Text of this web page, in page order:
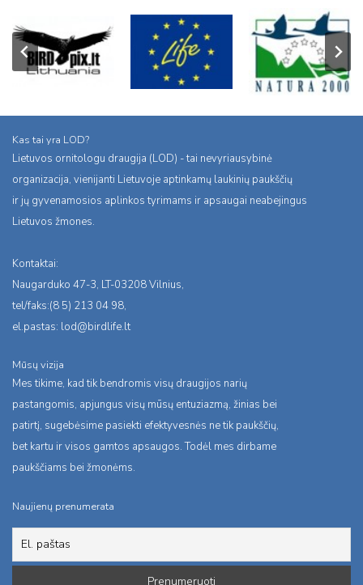
Kas tai yra LOD?
Lietuvos ornitologu draugija (LOD) - tai nevyriausybinė
organizacija, vienijanti Lietuvoje aptinkamų laukinių paukščių
ir jų gyvenamosios aplinkos tyrimams ir apsaugai neabejingus
Lietuvos žmones.
Kontaktai:
Naugarduko 47-3, LT-03208 Vilnius,
tel/faks:(8 5) 213 04 98,
el.pastas: lod@birdlife.lt
Mūsų vizija
Mes tikime, kad tik bendromis visų draugijos narių
pastangomis, apjungus visų mūsų entuziazmą, žinias bei
patirtį, sugebėsime pasiekti efektyvesnės ne tik paukščių,
bet kartu ir visos gamtos apsaugos. Todėl mes dirbame
paukščiams bei žmonėms.
Naujienų prenumerata